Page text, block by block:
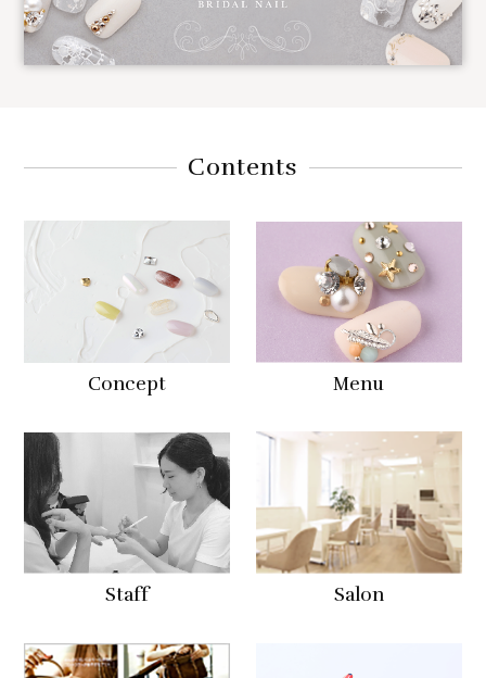
Contents
Concept Menu
Staff Salon